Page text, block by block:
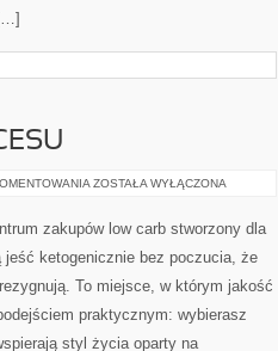
INSPIRACJE
SUKCESU
ZOSTAŁA WYŁĄCZONA
zakupów low carb stworzony dla
jeść ketogenicznie bez poczucia, że
To miejsce, w którym jakość
praktycznym: wybierasz
styl życia oparty na